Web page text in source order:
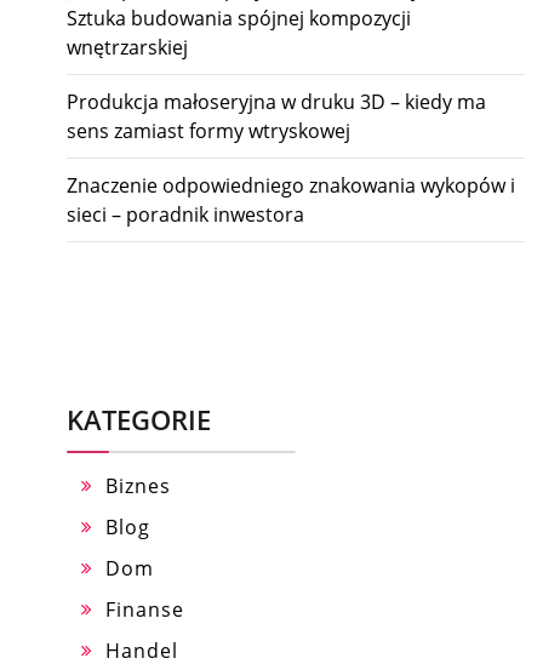
Sztuka budowania spójnej kompozycji
wnętrzarskiej
Produkcja małoseryjna w druku 3D – kiedy ma
sens zamiast formy wtryskowej
Znaczenie odpowiedniego znakowania wykopów i
sieci – poradnik inwestora
KATEGORIE
Biznes
Blog
Dom
Finanse
Handel